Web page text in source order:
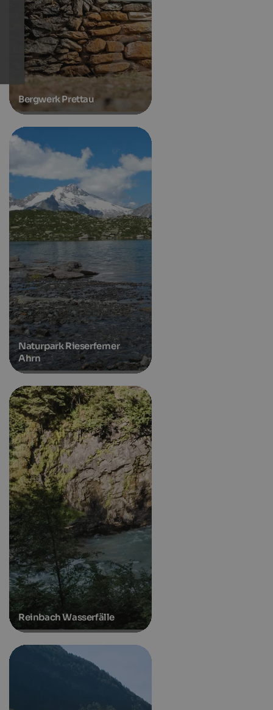
Bergwerk Prettau
Naturpark Rieserferner
Ahrn
Reinbach Wasserfälle